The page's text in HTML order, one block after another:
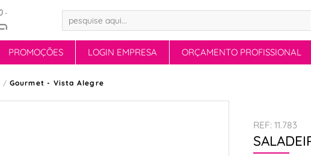
PROMOÇÕES LOGIN EMPRESA ORÇAMENTO PROFISSIONAL
Gourmet - Vista Alegre
REF: 11.783